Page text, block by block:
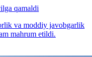
qamaldi
va moddiy javobgarlik
mahrum etildi.